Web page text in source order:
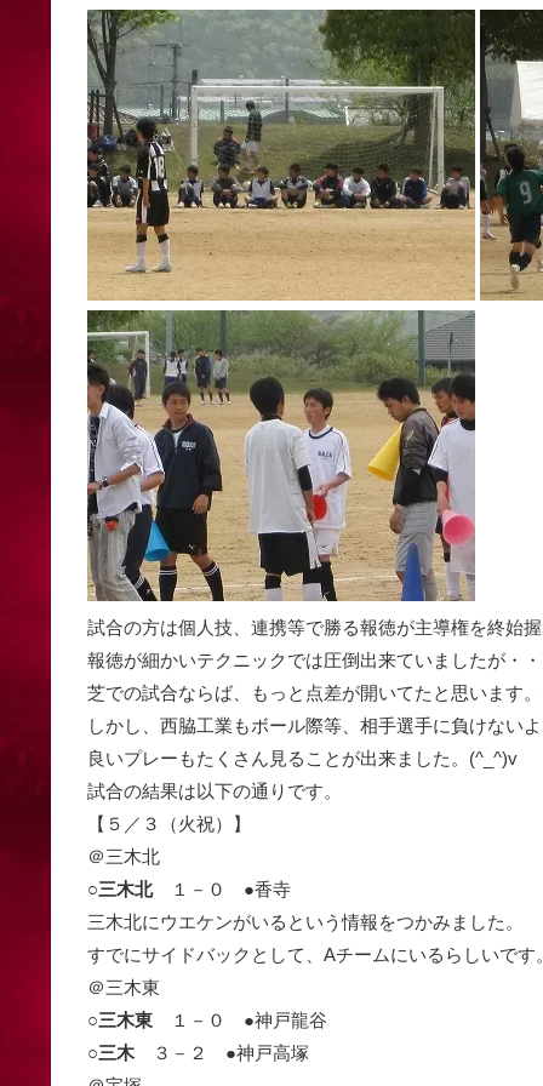
試合の方は個人技、連携等で勝る報徳が主導権を終始
報徳が細かいテクニックでは圧倒出来ていましたが・
芝での試合ならば、もっと点差が開いてたと思います
しかし、西脇工業もボール際等、相手選手に負けない
良いプレーもたくさん見ることが出来ました。(^_^)v
試合の結果は以下の通りです。
【５／３（火祝）】
＠三木北
○三木北１－０ ●香寺
三木北にウエケンがいるという情報をつかみました。
すでにサイドバックとして、Aチームにいるらしいです
＠三木東
○三木東 １－０ ●神戸龍谷
○三木３－２ ●神戸高塚